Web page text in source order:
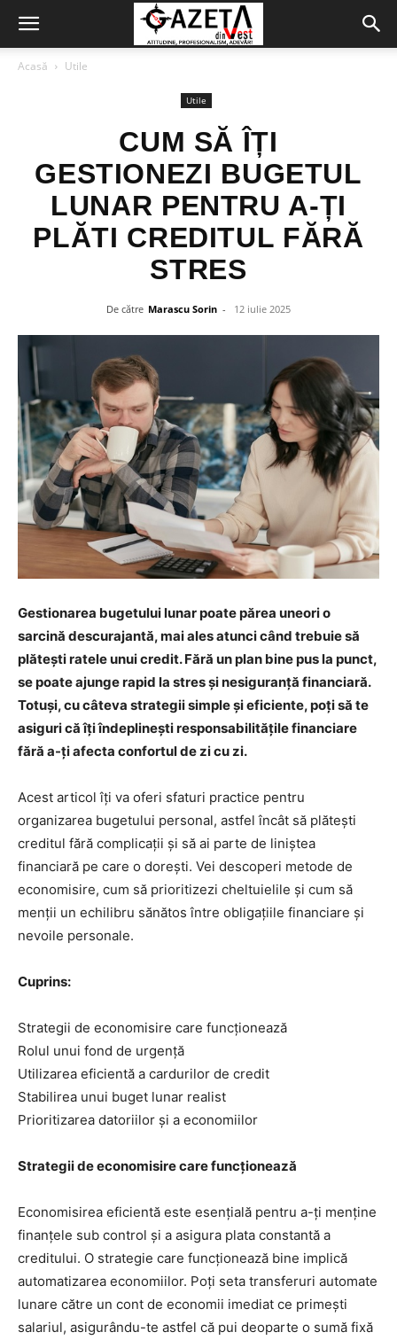
Acasă Utile
Utile
CUM SĂ ÎȚI
GESTIONEZI BUGETUL
LUNAR PENTRU A-ȚI
PLĂTI CREDITUL FĂRĂ
STRES
De către Marascu Sorin - 12 iulie 2025
Gestionarea bugetului lunar poate părea uneori o
sarcină descurajantă, mai ales atunci când trebuie să
plătești ratele unui credit. Fără un plan bine pus la punct,
se poate ajunge rapid la stres și nesiguranță financiară.
Totuși, cu câteva strategii simple și eficiente, poți să te
asiguri că îți îndeplinești responsabilitățile financiare
fără a-ți afecta confortul de zi cu zi.
Acest articol îți va oferi sfaturi practice pentru
organizarea bugetului personal, astfel încât să plătești
creditul fără complicații și să ai parte de liniștea
financiară pe care o dorești. Vei descoperi metode de
economisire, cum să prioritizezi cheltuielile și cum să
menții un echilibru sănătos între obligațiile financiare și
nevoile personale.
Cuprins:
Strategii de economisire care funcționează
Rolul unui fond de urgență
Utilizarea eficientă a cardurilor de credit
Stabilirea unui buget lunar realist
Prioritizarea datoriilor și a economiilor
Strategii de economisire care funcționează
Economisirea eficientă este esențială pentru a-ți menține
finanțele sub control și a asigura plata constantă a
creditului. O strategie care funcționează bine implică
automatizarea economiilor. Poți seta transferuri automate
lunare către un cont de economii imediat ce primești
salariul, asigurându-te astfel că pui deoparte o sumă fixă